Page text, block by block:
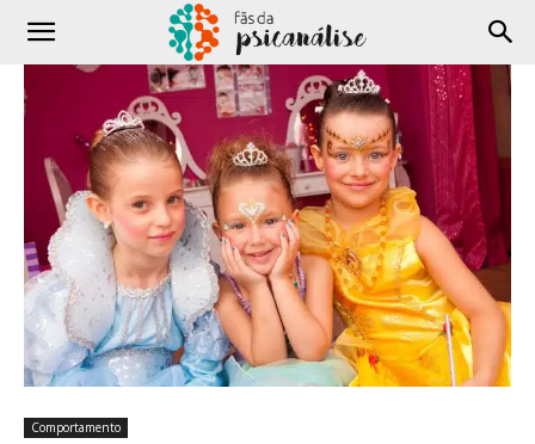
Comportamento